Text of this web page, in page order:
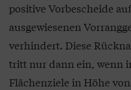
positive Vorbescheide
ausgewiesenen
verhindert. Diese
tritt nur dann ein, wenn
Flächenziele in Höhe